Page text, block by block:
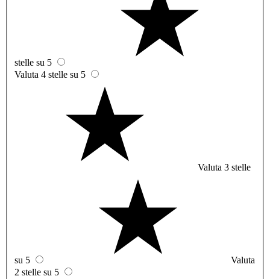
stelle su 5
Valuta 4 stelle su 5
Valuta 3 stelle
su 5
Valuta
2 stelle su 5